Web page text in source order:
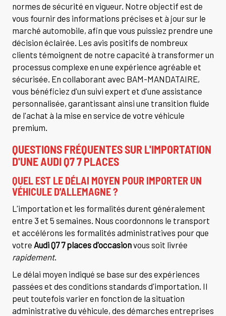
normes de sécurité en vigueur. Notre objectif est de
vous fournir des informations précises et à jour sur le
marché automobile, afin que vous puissiez prendre une
décision éclairée. Les avis positifs de nombreux
clients témoignent de notre capacité à transformer un
processus complexe en une expérience agréable et
sécurisée. En collaborant avec BAM-MANDATAIRE,
vous bénéficiez d'un suivi expert et d'une assistance
personnalisée, garantissant ainsi une transition fluide
de l'achat à la mise en service de votre véhicule
premium.
QUESTIONS FRÉQUENTES SUR L'IMPORTATION
D'UNE AUDI Q7 7 PLACES
QUEL EST LE DÉLAI MOYEN POUR IMPORTER UN
VÉHICULE D'ALLEMAGNE ?
L'importation et les formalités durent généralement
entre 3 et 5 semaines. Nous coordonnons le transport
et accélérons les formalités administratives pour que
votre Audi Q7 7 places d'occasionvous soit livrée
rapidement.
Le délai moyen indiqué se base sur des expériences
passées et des conditions standards d'importation. Il
peut toutefois varier en fonction de la situation
administrative du véhicule, des démarches entreprises